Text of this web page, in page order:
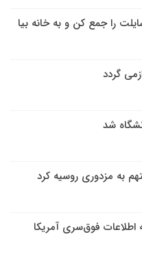
را جمع کن و به خانه بیا
گردد
شد
به مزدوری روسیه کرد
فوق‌سری آمریکا